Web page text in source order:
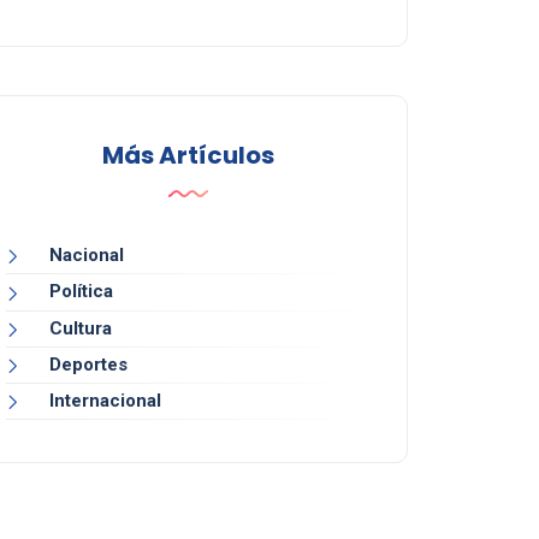
Más Artículos
Nacional
Política
Cultura
Deportes
Internacional